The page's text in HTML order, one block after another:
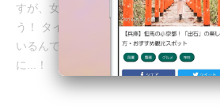
すが、女性はうっかりぶつかってしまわ
う！ タイでは、
僧侶は女性に触れては
いるんです。もし触れてしまったら、こ
に...！